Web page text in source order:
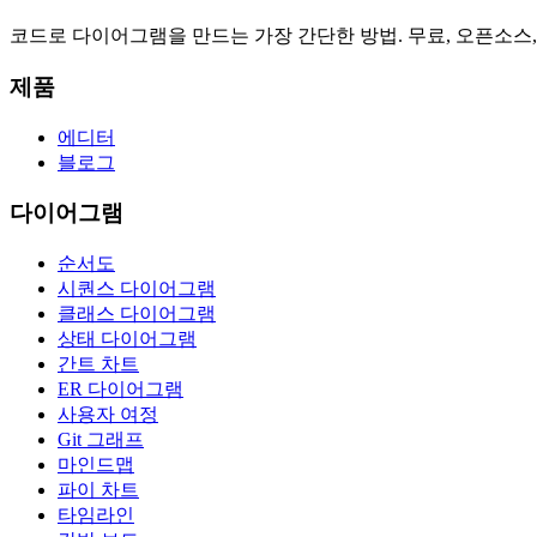
코드로 다이어그램을 만드는 가장 간단한 방법. 무료, 오픈소
제품
에디터
블로그
다이어그램
순서도
시퀀스 다이어그램
클래스 다이어그램
상태 다이어그램
간트 차트
ER 다이어그램
사용자 여정
Git 그래프
마인드맵
파이 차트
타임라인